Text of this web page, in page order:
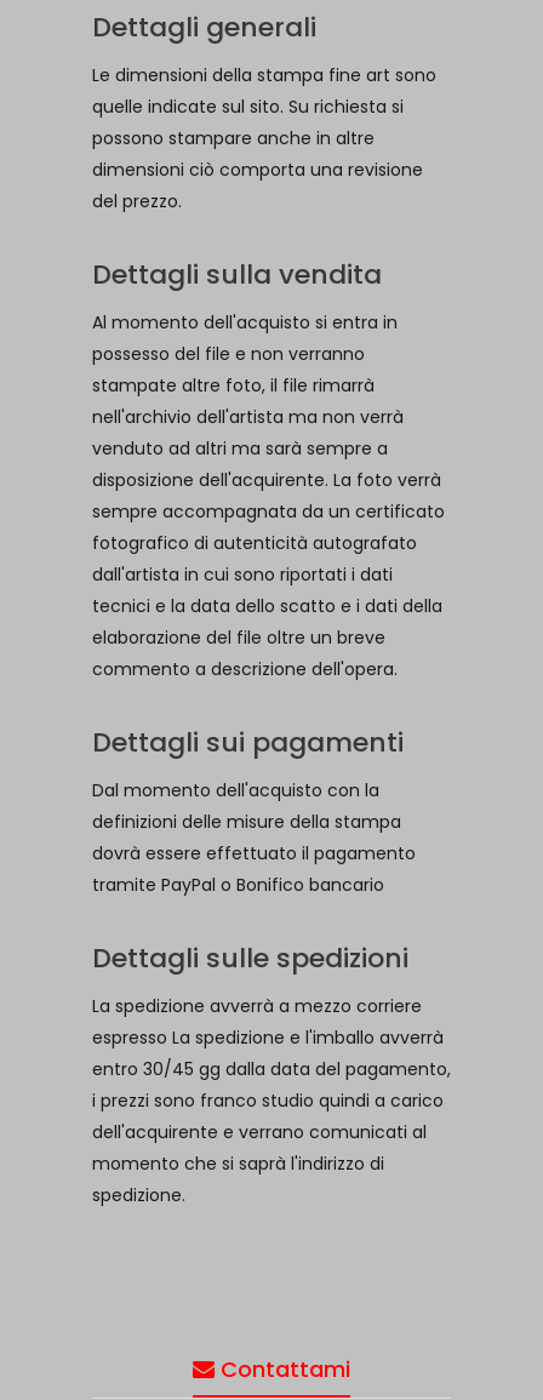
Dettagli generali
Le dimensioni della stampa fine art sono
quelle indicate sul sito. Su richiesta si
possono stampare anche in altre
dimensioni ciò comporta una revisione
del prezzo.
Dettagli sulla vendita
Al momento dell'acquisto si entra in
possesso del file e non verranno
stampate altre foto, il file rimarrà
nell'archivio dell'artista ma non verrà
venduto ad altri ma sarà sempre a
disposizione dell'acquirente. La foto verrà
sempre accompagnata da un certificato
fotografico di autenticità autografato
dall'artista in cui sono riportati i dati
tecnici e la data dello scatto e i dati della
elaborazione del file oltre un breve
commento a descrizione dell'opera.
Dettagli sui pagamenti
Dal momento dell'acquisto con la
definizioni delle misure della stampa
dovrà essere effettuato il pagamento
tramite PayPal o Bonifico bancario
Dettagli sulle spedizioni
La spedizione avverrà a mezzo corriere
espresso La spedizione e l'imballo avverrà
entro 30/45 gg dalla data del pagamento,
i prezzi sono franco studio quindi a carico
dell'acquirente e verrano comunicati al
momento che si saprà l'indirizzo di
spedizione.
Contattami